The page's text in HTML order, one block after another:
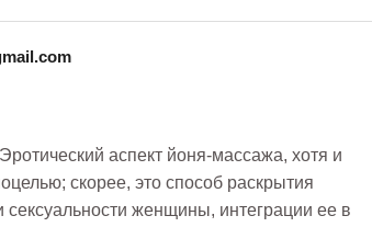
аспект йоня-массажа, хотя и
скорее, это способ раскрытия
сексуальности женщины, интеграции ее в